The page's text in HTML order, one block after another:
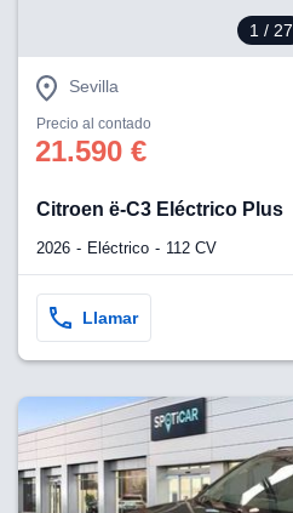
1 / 27
Sevilla
Precio al contado
21.590 €
Citroen ë-C3 Eléctrico Plus
2026 Eléctrico 112 CV
Llamar